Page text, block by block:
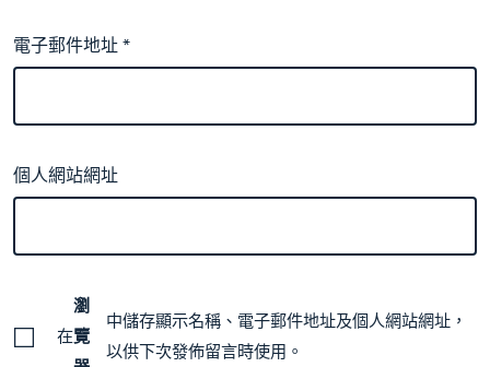
電子郵件地址*
個人網站網址
在
瀏
覽
中儲存顯示名稱、電子郵件地址及個人網站網址，
以供下次發佈留言時使用。